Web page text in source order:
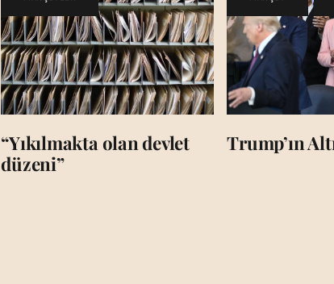
“Yıkılmakta olan devlet
düzeni”
Trump’ın